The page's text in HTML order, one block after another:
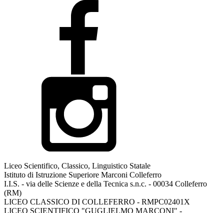
Liceo Scientifico, Classico, Linguistico Statale
Istituto di Istruzione Superiore Marconi Colleferro
I.I.S. - via delle Scienze e della Tecnica s.n.c. - 00034 Colleferro
(RM)
LICEO CLASSICO DI COLLEFERRO - RMPC02401X
LICEO SCIENTIFICO "GUGLIELMO MARCONI" -